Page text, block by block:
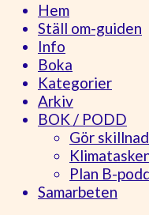
Hem
Ställ om-guiden
Info
Boka
Kategorier
Arkiv
BOK / PODD
Gör skillnad
Plan B-
Samarbeten